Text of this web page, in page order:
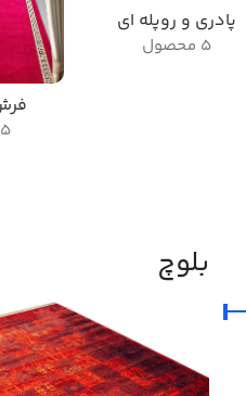
پادری و روپله ای
5 محصول
15
بلوچ